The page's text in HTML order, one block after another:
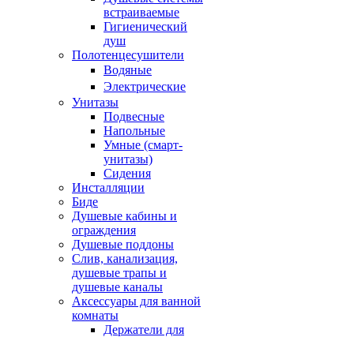
встраиваемые
Гигиенический
душ
Полотенцесушители
ㅤВодяные
ㅤЭлектрические
Унитазы
Подвесные
Напольные
Умные (смарт-
унитазы)
Сидения
Инсталляции
Биде
Душевые кабины и
ограждения
Душевые поддоны
Слив, канализация,
душевые трапы и
душевые каналы
Аксессуары для ванной
комнаты
Держатели для